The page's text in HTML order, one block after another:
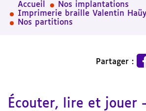
Accueil
Nos implantations
Imprimerie braille Valentin Haüy
Nos partitions
Partager :
Écouter, lire et jouer